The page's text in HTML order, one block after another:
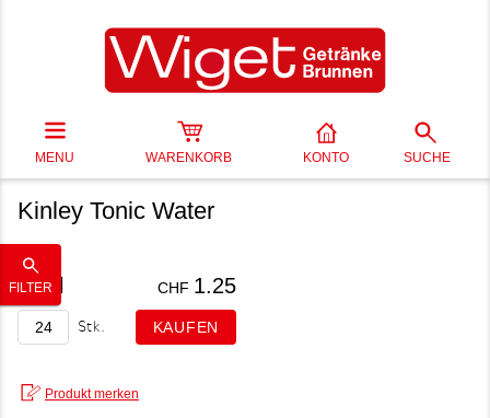
MENU WARENKORB KONTO SUCHE
FILTER
Kinley Tonic Water
20 cl CHF 1.25
Stk.